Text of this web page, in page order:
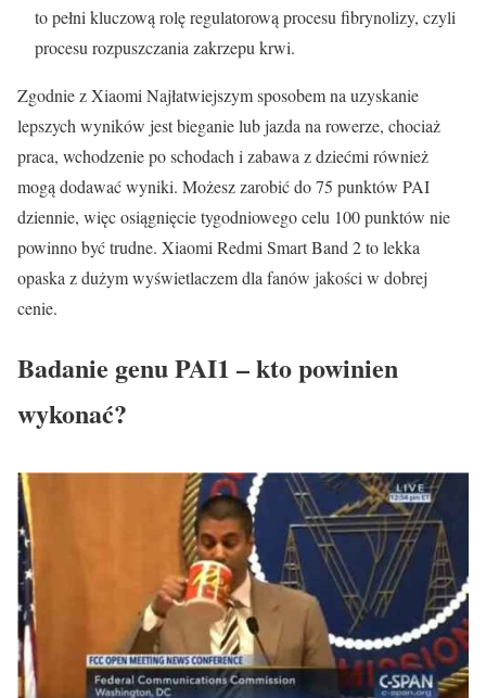
to pełni kluczową rolę regulatorową procesu fibrynolizy, czyli
procesu rozpuszczania zakrzepu krwi.
Zgodnie z Xiaomi Najłatwiejszym sposobem na uzyskanie
lepszych wyników jest bieganie lub jazda na rowerze, chociaż
praca, wchodzenie po schodach i zabawa z dziećmi również
mogą dodawać wyniki. Możesz zarobić do 75 punktów PAI
dziennie, więc osiągnięcie tygodniowego celu 100 punktów nie
powinno być trudne. Xiaomi Redmi Smart Band 2 to lekka
opaska z dużym wyświetlaczem dla fanów jakości w dobrej
cenie.
Badanie genu PAI1 – kto powinien
wykonać?